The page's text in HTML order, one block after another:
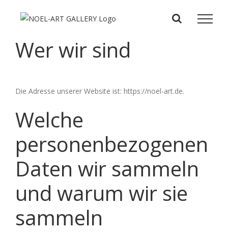
Wer wir sind
Die Adresse unserer Website ist: https://noel-art.de.
Welche
personenbezogenen
Daten wir sammeln
und warum wir sie
sammeln